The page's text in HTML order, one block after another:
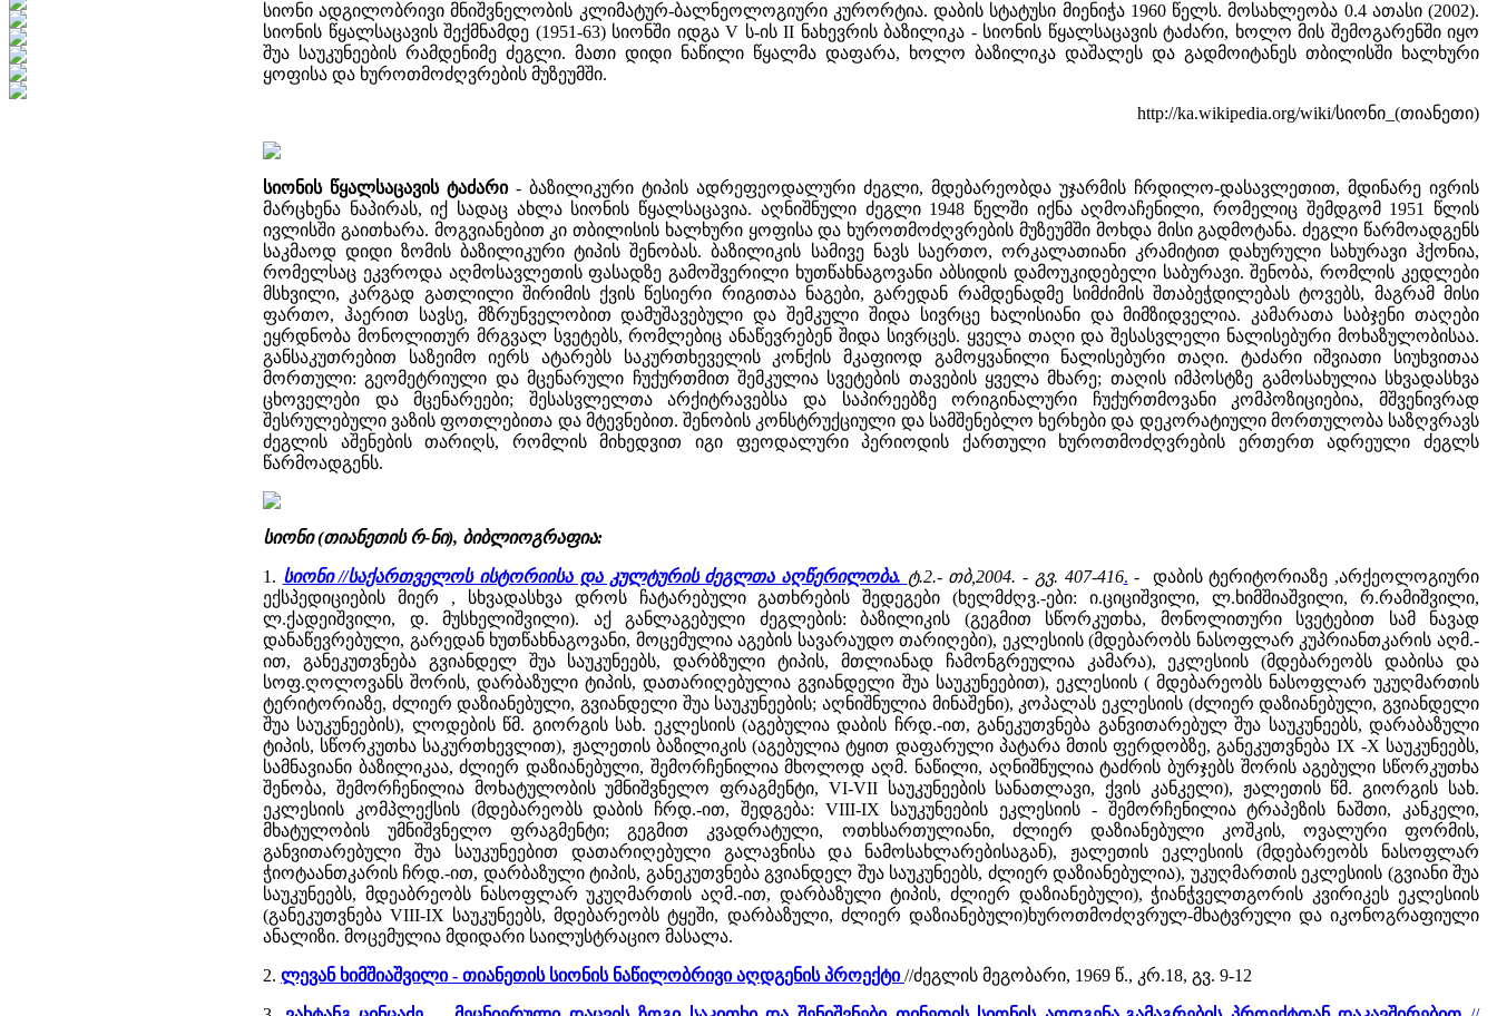
სიონი ადგილობრივი მნიშვნელობის კლიმატურ-ბალნეოლოგიური კურორტია. დაბის სტატუსი მიენიჭა 1960 წელს. მოსახლეობა 0.4 ათასი (2002).
სიონის წყალსაცავის შექმნამდე (1951-63) სიონში იდგა V ს-ის II ნახევრის ბაზილიკა - სიონის წყალსაცავის ტაძარი, ხოლო მის შემოგარენში იყო
შუა საუკუნეების რამდენიმე ძეგლი. მათი დიდი ნაწილი წყალმა დაფარა, ხოლო ბაზილიკა დაშალეს და გადმოიტანეს თბილისში ხალხური
ყოფისა და ხუროთმოძღვრების მუზეუმში.
http://ka.wikipedia.org/wiki/სიონი_(თიანეთი)
სიონის წყალსაცავის ტაძარი- ბაზილიკური ტიპის ადრეფეოდალური ძეგლი, მდებარეობდა უჯარმის ჩრდილო-დასავლეთით, მდინარე ივრის
მარცხენა ნაპირას, იქ სადაც ახლა სიონის წყალსაცავია. აღნიშნული ძეგლი 1948 წელში იქნა აღმოაჩენილი, რომელიც შემდგომ 1951 წლის
ივლისში გაითხარა. მოგვიანებით კი თბილისის ხალხური ყოფისა და ხუროთმოძღვრების მუზეუმში მოხდა მისი გადმოტანა. ძეგლი წარმოადგენს
საკმაოდ დიდი ზომის ბაზილიკური ტიპის შენობას. ბაზილიკის სამივე ნავს საერთო, ორკალათიანი კრამიტით დახურული სახურავი ჰქონია,
რომელსაც ეკვროდა აღმოსავლეთის ფასადზე გამოშვერილი ხუთწახნაგოვანი აბსიდის დამოუკიდებელი საბურავი. შენობა, რომლის კედლები
მსხვილი, კარგად გათლილი შირიმის ქვის წესიერი რიგითაა ნაგები, გარედან რამდენადმე სიმძიმის შთაბეჭდილებას ტოვებს, მაგრამ მისი
ფართო, ჰაერით სავსე, მზრუნველობით დამუშავებული და შემკული შიდა სივრცე ხალისიანი და მიმზიდველია. კამარათა საბჯენი თაღები
ეყრდნობა მონოლითურ მრგვალ სვეტებს, რომლებიც ანაწევრებენ შიდა სივრცეს. ყველა თაღი და შესასვლელი ნალისებური მოხაზულობისაა.
განსაკუთრებით საზეიმო იერს ატარებს საკურთხეველის კონქის მკაფიოდ გამოყვანილი ნალისებური თაღი. ტაძარი იშვიათი სიუხვითაა
მორთული: გეომეტრიული და მცენარული ჩუქურთმით შემკულია სვეტების თავების ყველა მხარე; თაღის იმპოსტზე გამოსახულია სხვადასხვა
ცხოველები და მცენარეები; შესასვლელთა არქიტრავებსა და საპირეებზე ორიგინალური ჩუქურთმოვანი კომპოზიციებია, მშვენივრად
შესრულებული ვაზის ფოთლებითა და მტევნებით. შენობის კონსტრუქციული და სამშენებლო ხერხები და დეკორატიული მორთულობა საზღვრავს
ძეგლის აშენების თარიღს, რომლის მიხედვით იგი ფეოდალური პერიოდის ქართული ხუროთმოძღვრების ერთერთ ადრეული ძეგლს
წარმოადგენს.
სიონი (თიანეთის რ-ნი), ბიბლიოგრაფია:
1. სიონი //საქართველოს ისტორიისა და კულტურის ძეგლთა აღწერილობა. ტ.2.- თბ,2004. - გვ. 407-416. - დაბის ტერიტორიაზე ,არქეოლოგიური
ექსპედიციების მიერ , სხვადასხვა დროს ჩატარებული გათხრების შედეგები (ხელმძღვ.-ები: ი.ციციშვილი, ლ.ხიმშიაშვილი, რ.რამიშვილი,
ლ.ქადეიშვილი, დ. მუსხელიშვილი). აქ განლაგებული ძეგლების: ბაზილიკის (გეგმით სწორკუთხა, მონოლითური სვეტებით სამ ნავად
დანაწევრებული, გარედან ხუთწახნაგოვანი, მოცემულია აგების სავარაუდო თარიღები), ეკლესიის (მდებარობს ნასოფლარ კუპრიანთკარის აღმ.-
ით, განეკუთვნება გვიანდელ შუა საუკუნეებს, დარბზული ტიპის, მთლიანად ჩამონგრეულია კამარა), ეკლესიის (მდებარეობს დაბისა და
სოფ.ღოლოვანს შორის, დარბაზული ტიპის, დათარიღებულია გვიანდელი შუა საუკუნეებით), ეკლესიის ( მდებარეობს ნასოფლარ უკუღმართის
ტერიტორიაზე, ძლიერ დაზიანებული, გვიანდელი შუა საუკუნეების; აღნიშნულია მინაშენი), კოპალას ეკლესიის (ძლიერ დაზიანებული, გვიანდელი
შუა საუკუნეების), ლოდების წმ. გიორგის სახ. ეკლესიის (აგებულია დაბის ჩრდ.-ით, განეკუთვნება განვითარებულ შუა საუკუნეებს, დარაბაზული
ტიპის, სწორკუთხა საკურთხევლით), ჟალეთის ბაზილიკის (აგებულია ტყით დაფარული პატარა მთის ფერდობზე, განეკუთვნება IX -X საუკუნეებს,
სამნავიანი ბაზილიკაა, ძლიერ დაზიანებული, შემორჩენილია მხოლოდ აღმ. ნაწილი, აღნიშნულია ტაძრის ბურჯებს შორის აგებული სწორკუთხა
შენობა, შემორჩენილია მოხატულობის უმნიშვნელო ფრაგმენტი, VI-VII საუკუნეების სანათლავი, ქვის კანკელი), ჟალეთის წმ. გიორგის სახ.
ეკლესიის კომპლექსის (მდებარეობს დაბის ჩრდ.-ით, შედგება: VIII-IX საუკუნეების ეკლესიის - შემორჩენილია ტრაპეზის ნაშთი, კანკელი,
მხატულობის უმნიშვნელო ფრაგმენტი; გეგმით კვადრატული, ოთხსართულიანი, ძლიერ დაზიანებული კოშკის, ოვალური ფორმის,
განვითარებული შუა საუკუნეებით დათარიღებული გალავნისა და ნამოსახლარებისაგან), ჟალეთის ეკლესიის (მდებარეობს ნასოფლარ
ჭიოტაანთკარის ჩრდ.-ით, დარბაზული ტიპის, განეკუთვნება გვიანდელ შუა საუკუნეებს, ძლიერ დაზიანებულია), უკუღმართის ეკლესიის (გვიანი შუა
საუკუნეებს, მდეაბრეობს ნასოფლარ უკუღმართის აღმ.-ით, დარბაზული ტიპის, ძლიერ დაზიანებული), ჭიანჭველთგორის კვირიკეს ეკლესიის
(განეკუთვნება VIII-IX საუკუნეებს, მდებარეობს ტყეში, დარბაზული, ძლიერ დაზიანებული)ხუროთმოძღვრულ-მხატვრული და იკონოგრაფიული
ანალიზი. მოცემულია მდიდარი საილუსტრაციო მასალა.
2. ლევან ხიმშიაშვილი - თიანეთის სიონის ნაწილობრივი აღდგენის პროექტი //ძეგლის მეგობარი, 1969 წ., კრ.18, გვ. 9-12